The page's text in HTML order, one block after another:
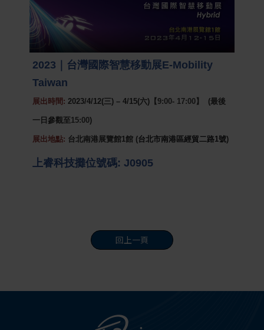
2023 ｜台灣國際智慧移動展E-Mobility
Taiwan
展出時間 : 2023/4/12(三) – 4/15(六) 【9:00- 17:00】 (最後
一日參觀至15:00)
展出地點: 台北南港展覽館1館 (台北市南港區經貿二路1號)
上睿科技攤位號碼: J0905
回上一頁